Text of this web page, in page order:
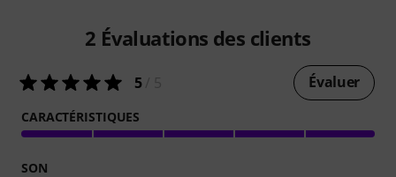
2 Évaluations des clients
5/ 5 Évaluer
CARACTÉRISTIQUES
SON